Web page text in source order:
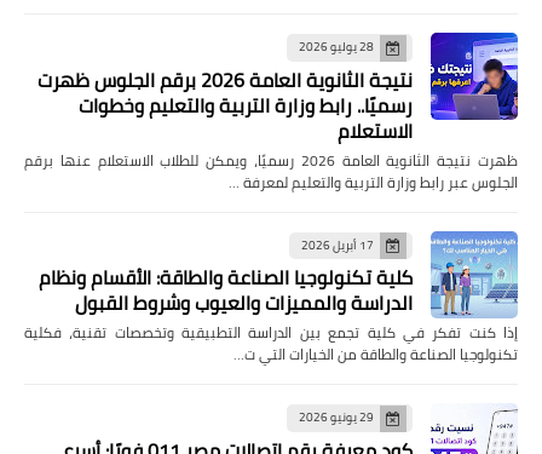
28 يوليو 2026
نتيجة الثانوية العامة 2026 برقم الجلوس ظهرت
رسميًا.. رابط وزارة التربية والتعليم وخطوات
الاستعلام
ظهرت نتيجة الثانوية العامة 2026 رسميًا، ويمكن للطلاب الاستعلام عنها برقم
الجلوس عبر رابط وزارة التربية والتعليم لمعرفة …
17 أبريل 2026
كلية تكنولوجيا الصناعة والطاقة: الأقسام ونظام
الدراسة والمميزات والعيوب وشروط القبول
إذا كنت تفكر في كلية تجمع بين الدراسة التطبيقية وتخصصات تقنية، فكلية
تكنولوجيا الصناعة والطاقة من الخيارات التي ت…
29 يونيو 2026